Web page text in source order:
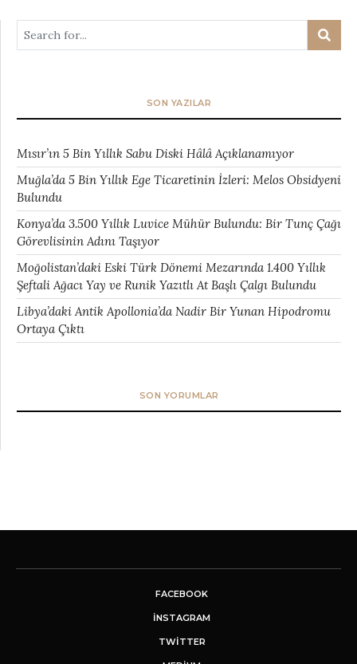
SON YAZILAR
Mısır’ın 5 Bin Yıllık Sabu Diski Hâlâ Açıklanamıyor
Muğla’da 5 Bin Yıllık Ege Ticaretinin İzleri: Melos Obsidyeni
Bulundu
Konya’da 3.500 Yıllık Luvice Mühür Bulundu: Bir Tunç Çağı
Görevlisinin Adını Taşıyor
Moğolistan’daki Eski Türk Dönemi Mezarında 1.400 Yıllık
Şeftali Ağacı Yay ve Runik Yazıtlı At Başlı Çalgı Bulundu
Libya’daki Antik Apollonia’da Nadir Bir Yunan Hipodromu
Ortaya Çıktı
SON YORUMLAR
FACEBOOK
INSTAGRAM
TWITTER